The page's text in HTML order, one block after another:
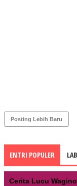
Posting Lebih Baru
ENTRI POPULER
Cerita Lucu